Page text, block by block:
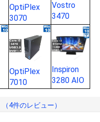
OptiPlex
3070
Vostro
3470
OptiPlex
7010
Inspiron
3280 AIO
（4件のレビュー）